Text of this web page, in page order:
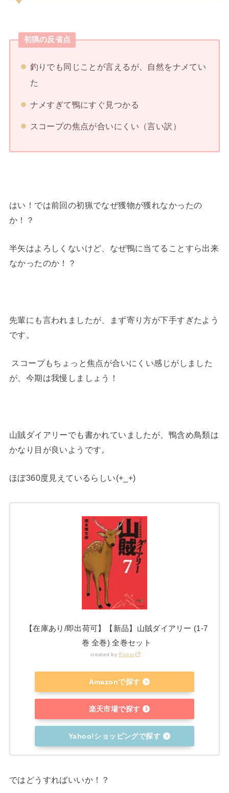
初猟の反省点
釣りでも同じことが言えるが、自然をナメてい
た
ナメすぎて鴨にすぐ見つかる
スコープの焦点が合いにくい（言い訳）
はい！では前回の初猟でなぜ獲物が獲れなかったの
か！？
半矢はよろしくないけど、なぜ鴨に当てることすら出来
なかったのか！？
先輩にも言われましたが、まず寄り方が下手すぎたよう
です。
スコープもちょっと焦点が合いにくい感じがしました
が、今期は我慢しましょう！
山賊ダイアリーでも書かれていましたが、鴨含め鳥類は
かなり目が良いようです。
ほぼ360度見えているらしい(+_+)
【在庫あり/即出荷可】【新品】山賊ダイアリー (1-7
巻 全巻) 全巻セット
created by Rinker
Amazonで探す
楽天市場で探す
Yahoo!ショッピングで探す
ではどうすればいいか！？